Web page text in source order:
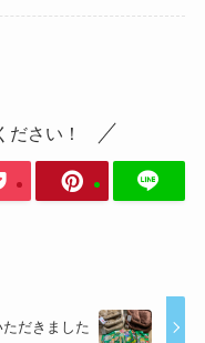
ださい！
ただきました